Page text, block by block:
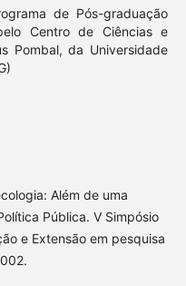
de Pós-graduação
Centro de Ciências e
Pombal, da Universidade
Além de uma
Pública. V Simpósio
e Extensão em pesquisa